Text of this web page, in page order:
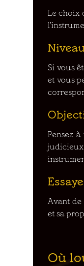
Le choix
Si vous
et vous
Pensez
Avant de
et sa
Où